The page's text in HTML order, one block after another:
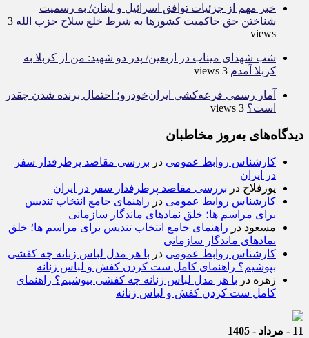
خبر مهم از جزئیات توافق اسرائیل و لبنان/ به رسمیت
شناختن حق حاکمیت کشور‌ها به شرط خلع سلاح حزب الله 3
views
شب شهدای میناب در اربعین/ پدر دو شهید: من از کربلا به
کربلا آمدم 3 views
آمار رسمی قرعه‌کشی ایران‌خودرو؛ احتمال برنده شدن چقدر
است؟ 3 views
دیدگاه‌های به‌روز مخاطبان
کارشناس روابط عمومی در بررسی مقاصد پرطرفدار سفر
در ایران
پورفلاح در بررسی مقاصد پرطرفدار سفر در ایران
کارشناس روابط عمومی در راهنمای جامع انتخاب تندیس
برای مراسم ها؛ خلق نمادهای ماندگار سازمانی
مسعود در راهنمای جامع انتخاب تندیس برای مراسم ها؛ خلق
نمادهای ماندگار سازمانی
کارشناس روابط عمومی در با هر مدل لباس زنانه چه کفشی
بپوشیم؟ راهنمای کامل ست کردن کفش و لباس زنانه
زهره در با هر مدل لباس زنانه چه کفشی بپوشیم؟ راهنمای
کامل ست کردن کفش و لباس زنانه
11 - مرداد - 1405